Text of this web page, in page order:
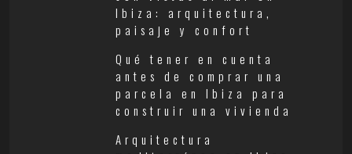
Ibiza: arquitectura,
paisaje y confort
Qué tener en cuenta
antes de comprar una
parcela en Ibiza para
construir una vivienda
Arquitectura